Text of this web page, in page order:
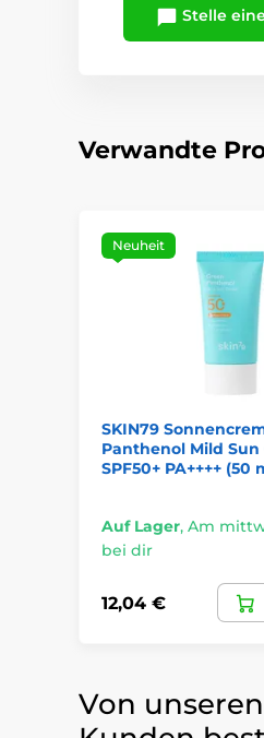
Stelle
Verwandte
Neuheit
SKIN79
Panthenol Mild Sun
SPF50+ PA++++ (50
Auf Lager, Am
bei dir
12,04 €
Von unseren